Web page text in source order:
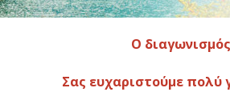
Ο
Σας ευχαριστούμε πολύ